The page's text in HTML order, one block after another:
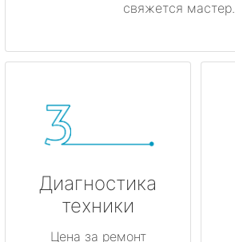
свяжется мастер.
Диагностика
техники
Цена за ремонт